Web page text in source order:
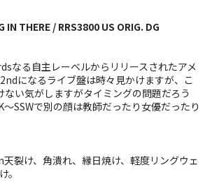
IN THERE / RRS3800 US ORIG. DG
なる自主レーベルからリリースされたアメ
になるライブ盤は時々見かけますが、こ
い気がしますがタイミングの問題だろう
SSWで別の顔は教師だったり女優だったり
裂け、角潰れ、縁日焼け、軽度リングウェ
。